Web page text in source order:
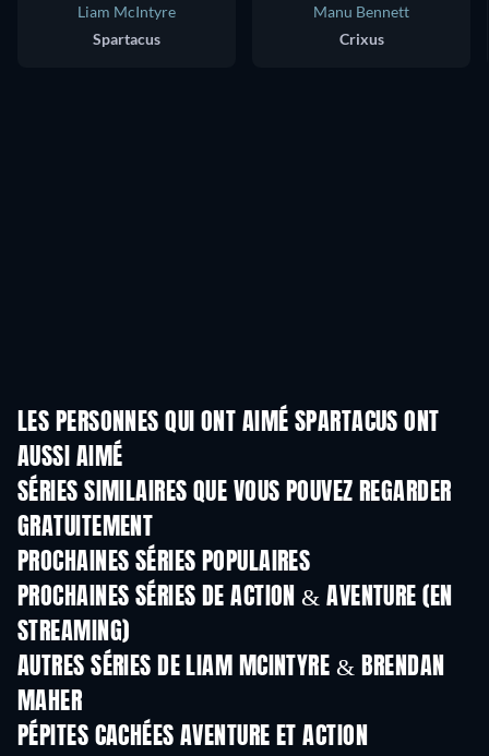
Liam McIntyre
Spartacus
Manu Bennett
Crixus
LES PERSONNES QUI ONT AIMÉ SPARTACUS ONT
AUSSI AIMÉ
SÉRIES SIMILAIRES QUE VOUS POUVEZ REGARDER
GRATUITEMENTSérie
PROCHAINES SÉRIES POPULAIRES
Série Série
PROCHAINES SÉRIES DE ACTION & AVENTURE (EN
STREAMING)Saison 2
AUTRES SÉRIES DE LIAM MCINTYRE & BRENDAN
MAHER
PÉPITES CACHÉES AVENTURE ET ACTION